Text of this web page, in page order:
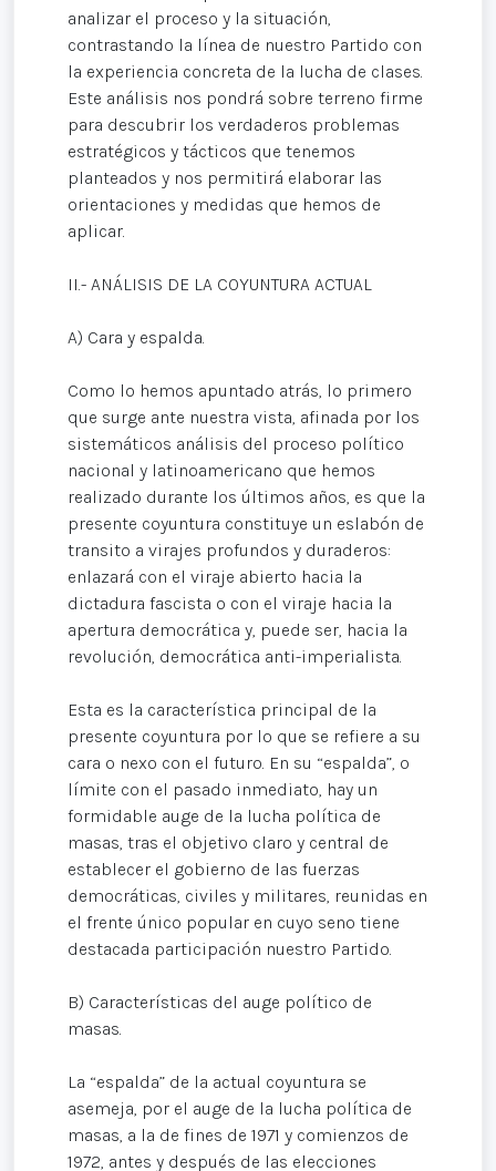
analizar el proceso y la situación,
contrastando la línea de nuestro Partido con
la experiencia concreta de la lucha de clases.
Este análisis nos pondrá sobre terreno firme
para descubrir los verdaderos problemas
estratégicos y tácticos que tenemos
planteados y nos permitirá elaborar las
orientaciones y medidas que hemos de
aplicar.
II.- ANÁLISIS DE LA COYUNTURA ACTUAL
A) Cara y espalda.
Como lo hemos apuntado atrás, lo primero
que surge ante nuestra vista, afinada por los
sistemáticos análisis del proceso político
nacional y latinoamericano que hemos
realizado durante los últimos años, es que la
presente coyuntura constituye un eslabón de
transito a virajes profundos y duraderos:
enlazará con el viraje abierto hacia la
dictadura fascista o con el viraje hacia la
apertura democrática y, puede ser, hacia la
revolución, democrática anti-imperialista.
Esta es la característica principal de la
presente coyuntura por lo que se refiere a su
cara o nexo con el futuro. En su “espalda”, o
límite con el pasado inmediato, hay un
formidable auge de la lucha política de
masas, tras el objetivo claro y central de
establecer el gobierno de las fuerzas
democráticas, civiles y militares, reunidas en
el frente único popular en cuyo seno tiene
destacada participación nuestro Partido.
B) Características del auge político de
masas.
La “espalda” de la actual coyuntura se
asemeja, por el auge de la lucha política de
masas, a la de fines de 1971 y comienzos de
1972, antes y después de las elecciones